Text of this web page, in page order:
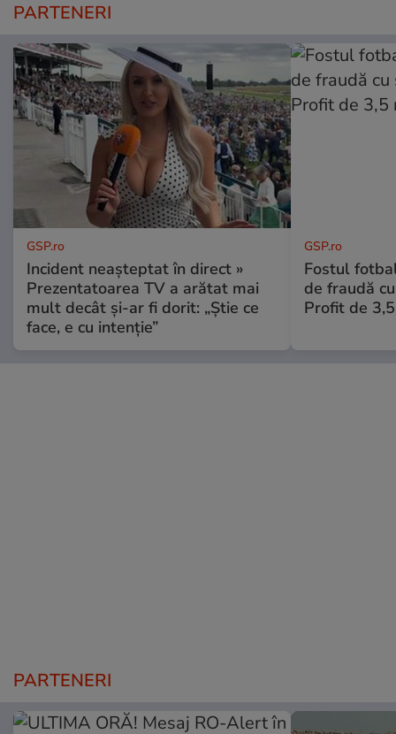
PARTENERI
GSP.ro
Incident neașteptat în direct »
Prezentatoarea TV a arătat mai
mult decât și-ar fi dorit: „Știe ce
face, e cu intenție”
GSP.ro
Fostul
de fraudă
Profit de
PARTENERI